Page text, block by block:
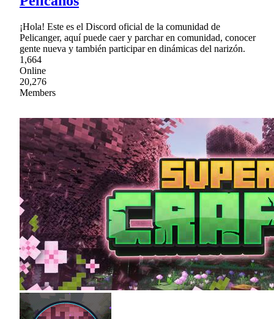
¡Hola! Este es el Discord oficial de la comunidad de
Pelicanger, aquí puede caer y parchar en comunidad, conocer
gente nueva y también participar en dinámicas del narizón.
1,664
Online
20,276
Members